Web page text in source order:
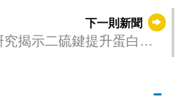
下一則新聞
揭示二硫鍵提升蛋白質